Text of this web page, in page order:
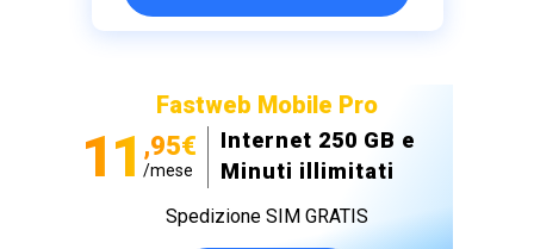
Fastweb Mobile Pro
11 ,95€
/mese
Internet 250 GB e
Minuti illimitati
Spedizione SIM GRATIS